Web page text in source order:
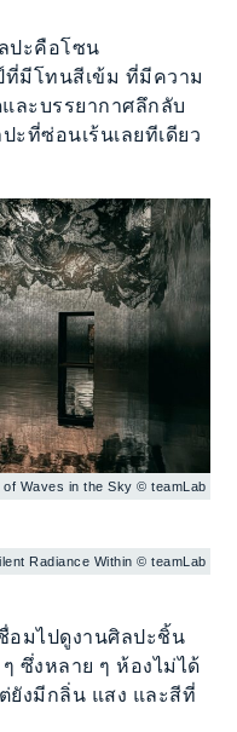
ปะคือโซน
ที่มีโทนสีเข้ม ที่มีความ
ละบรรยากาศลึกลับ
ะที่ซ่อนเร้นเลยทีเดียว
of Waves in the Sky © teamLab
Radiance Within © teamLab
อมไปดูงานศิลปะชิ้น
ซึ่งหลาย ๆ ห้องไม่ได้
ยังมีกลิ่น แสง และสีที่